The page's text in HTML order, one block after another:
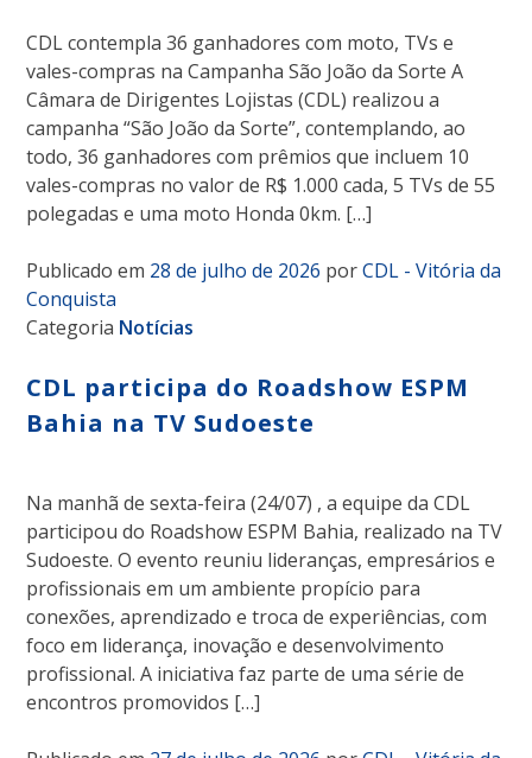
CDL contempla 36 ganhadores com moto, TVs e
vales-compras na Campanha São João da Sorte A
Câmara de Dirigentes Lojistas (CDL) realizou a
campanha “São João da Sorte”, contemplando, ao
todo, 36 ganhadores com prêmios que incluem 10
vales-compras no valor de R$ 1.000 cada, 5 TVs de 55
polegadas e uma moto Honda 0km. […]
Publicado em 28 de julho de 2026 porCDL - Vitória da
Conquista
Categoria Notícias
CDL participa do Roadshow ESPM
Bahia na TV Sudoeste
Na manhã de sexta-feira (24/07) , a equipe da CDL
participou do Roadshow ESPM Bahia, realizado na TV
Sudoeste. O evento reuniu lideranças, empresários e
profissionais em um ambiente propício para
conexões, aprendizado e troca de experiências, com
foco em liderança, inovação e desenvolvimento
profissional. A iniciativa faz parte de uma série de
encontros promovidos […]